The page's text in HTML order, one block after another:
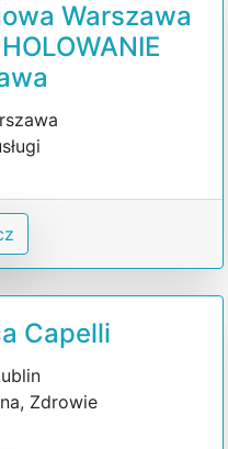
Warszawa
Capelli
Zdrowie